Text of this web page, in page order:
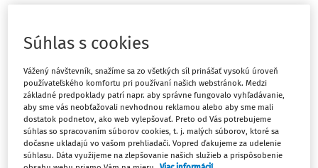
Počet vyhľadaných dokumentov:1
Zoradiť podľa:
Najnovšie
Najstaršie
Súhlas s cookies
Vážený návštevník, snažíme sa zo všetkých síl prinášať vysokú úroveň
používateľského komfortu pri používaní našich webstránok. Medzi
základné predpoklady patrí napr. aby správne fungovalo vyhľadávanie,
aby sme vás neobťažovali nevhodnou reklamou alebo aby sme mali
dostatok podnetov, ako web vylepšovať. Preto od Vás potrebujeme
súhlas so spracovaním súborov cookies, t. j. malých súborov, ktoré sa
dočasne ukladajú vo vašom prehliadači. Vopred ďakujeme za udelenie
súhlasu. Dáta využijeme na zlepšovanie našich služieb a prispôsobenie